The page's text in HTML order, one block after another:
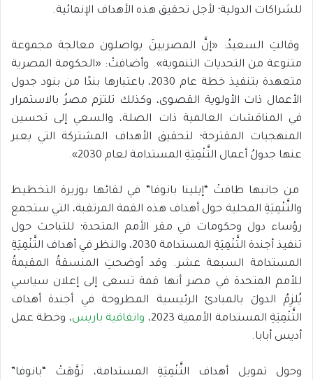
للشراكات الدولية؛ لأجل تحقيق هذه الأهداف الإنمائية.
وقالتِ السعيدُ: «إنَّ المصريينَ يواصلون معالجة مجموعة
متنوعة من التحديات التنموية». وأضافتْ: «الحكومة المصرية
متعهدة بتنفيذ خطة عام 2030، باعتبارها بندًا من بنود جدول
الأعمال ذات الأولوية القصوى، وكذلك تلتزم مصرُ بالاستمرار
في المناقشات العالمية ذات الصلة، والسعي إلى تحسين
المنهجيات المقترحة؛ لتحقيق الأهداف المشتركة التي يعبر
عنها جدولُ أعمال التَّنْمِيَةِ المستدامة لعام 2030».
من جانبها طافتْ “إيلينا بانوفا” في لقائها بوزيرة التخطيط
والتَّنْمِيَةِ المحلية حول أهداف هذه القمة المرتقبة، التي ستجمع
رؤساء دول وحكومات في مقر الأمم المتحدة؛ للتباحث حول
تنفيذ أجندة التَّنْمِيَةِ المستدامة 2030، والنظر في أهداف التَّنْمِيَةِ
المستدامة السبعة عشر. وقد أوضحتِ المنسقةُ المقيمةُ
للأمم المتحدة في مصر أنها قمة تسعى إلى إعلان سياسي
يُلزِمُ الدولَ بالمبادئ الرئيسية المطروحة في أجندة أهداف
التَّنْمِيَةِ المستدامة الأممية 2023،
واتفاقية باريس، وخطة عمل
أديس أبابا.
وحول تمويل أهداف التَّنْمِيَةِ المستدامة، نَوَّهَتْ “بانوفا”